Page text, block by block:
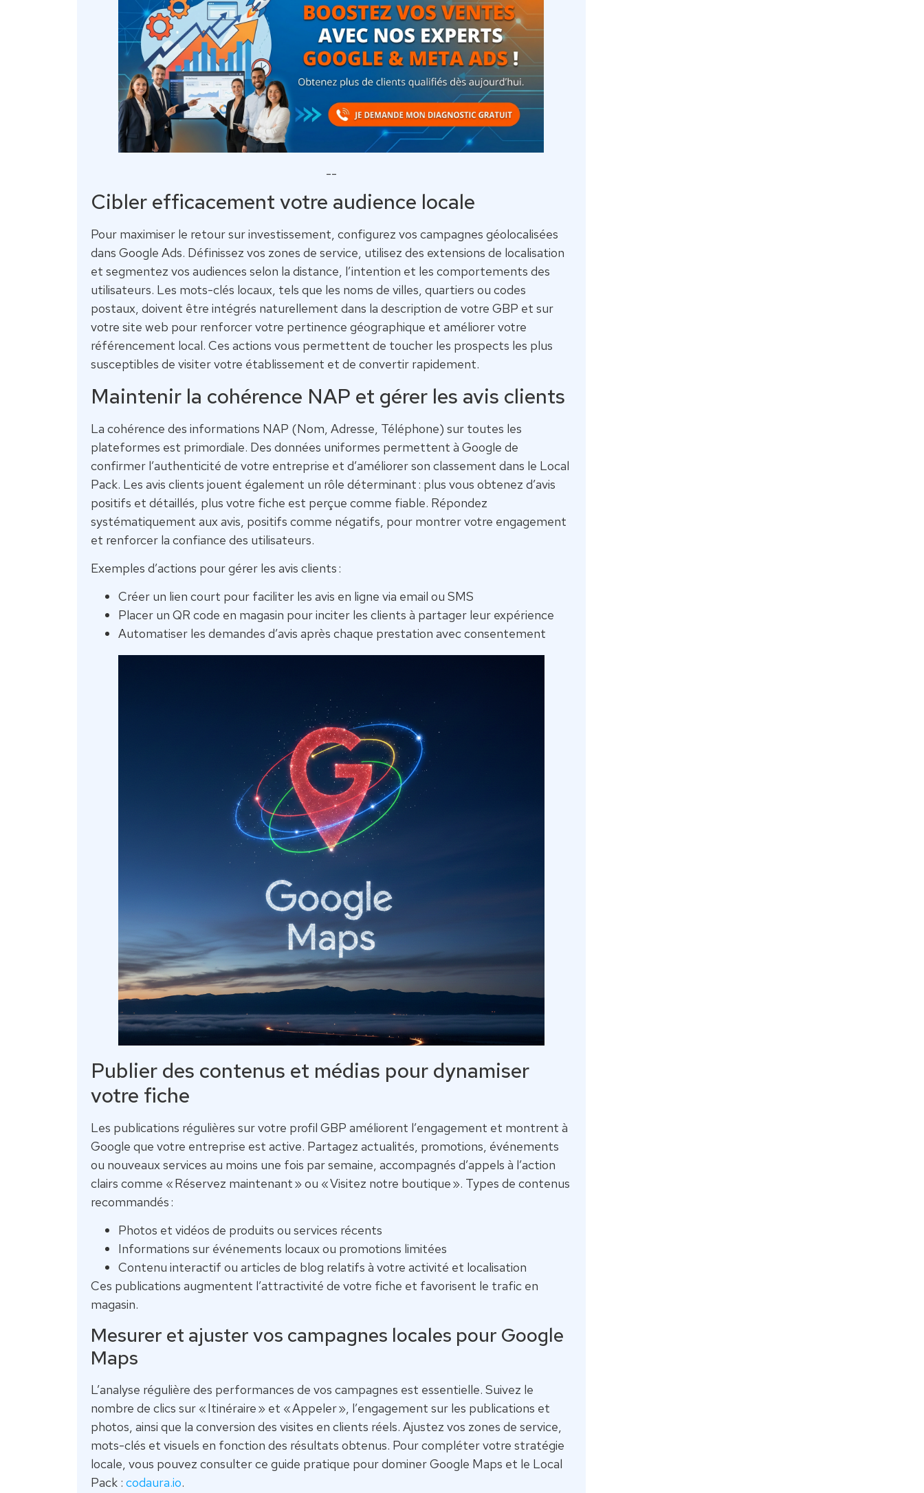
--
Cibler efficacement votre audience locale
Pour maximiser le retour sur investissement, configurez vos campagnes géolocalisées
dans Google Ads. Définissez vos zones de service, utilisez des extensions de localisation
et segmentez vos audiences selon la distance, l’intention et les comportements des
utilisateurs. Les mots-clés locaux, tels que les noms de villes, quartiers ou codes
postaux, doivent être intégrés naturellement dans la description de votre GBP et sur
votre site web pour renforcer votre pertinence géographique et améliorer votre
référencement local. Ces actions vous permettent de toucher les prospects les plus
susceptibles de visiter votre établissement et de convertir rapidement.
Maintenir la cohérence NAP et gérer les avis clients
La cohérence des informations NAP (Nom, Adresse, Téléphone) sur toutes les
plateformes est primordiale. Des données uniformes permettent à Google de
confirmer l’authenticité de votre entreprise et d’améliorer son classement dans le Local
Pack. Les avis clients jouent également un rôle déterminant : plus vous obtenez d’avis
positifs et détaillés, plus votre fiche est perçue comme fiable. Répondez
systématiquement aux avis, positifs comme négatifs, pour montrer votre engagement
et renforcer la confiance des utilisateurs.
Exemples d’actions pour gérer les avis clients :
Créer un lien court pour faciliter les avis en ligne via email ou SMS
Placer un QR code en magasin pour inciter les clients à partager leur expérience
Automatiser les demandes d’avis après chaque prestation avec consentement
Publier des contenus et médias pour dynamiser
votre fiche
Les publications régulières sur votre profil GBP améliorent l’engagement et montrent à
Google que votre entreprise est active. Partagez actualités, promotions, événements
ou nouveaux services au moins une fois par semaine, accompagnés d’appels à l’action
clairs comme « Réservez maintenant » ou « Visitez notre boutique ». Types de contenus
recommandés :
Photos et vidéos de produits ou services récents
Informations sur événements locaux ou promotions limitées
Contenu interactif ou articles de blog relatifs à votre activité et localisation
Ces publications augmentent l’attractivité de votre fiche et favorisent le trafic en
magasin.
Mesurer et ajuster vos campagnes locales pour Google
Maps
L’analyse régulière des performances de vos campagnes est essentielle. Suivez le
nombre de clics sur « Itinéraire » et « Appeler », l’engagement sur les publications et
photos, ainsi que la conversion des visites en clients réels. Ajustez vos zones de service,
mots-clés et visuels en fonction des résultats obtenus. Pour compléter votre stratégie
locale, vous pouvez consulter ce guide pratique pour dominer Google Maps et le Local
Pack : codaura.io.